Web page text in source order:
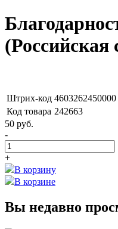
Штрих-код
Код товара 242663
50 руб.
-
+
В корзину
В корзине
Вы недавно